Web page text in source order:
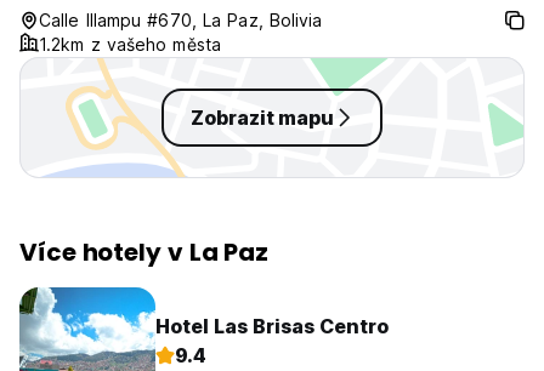
markets and
Calle Illampu #670, La Paz, Bolivia
1.2km z vašeho města
Zobrazit mapu
Více hotely v La Paz
Hotel Las Brisas Centro
9.4